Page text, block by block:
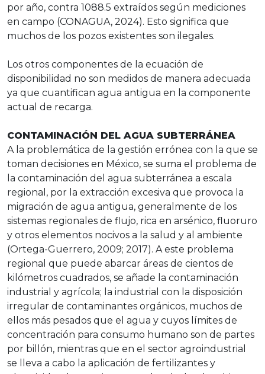
por año, contra 1088.5 extraídos según mediciones
en campo (CONAGUA, 2024). Esto significa que
muchos de los pozos existentes son ilegales.
Los otros componentes de la ecuación de
disponibilidad no son medidos de manera adecuada
ya que cuantifican agua antigua en la componente
actual de recarga.
CONTAMINACIÓN DEL AGUA SUBTERRÁNEA
A la problemática de la gestión errónea con la que se
toman decisiones en México, se suma el problema de
la contaminación del agua subterránea a escala
regional, por la extracción excesiva que provoca la
migración de agua antigua, generalmente de los
sistemas regionales de flujo, rica en arsénico, fluoruro
y otros elementos nocivos a la salud y al ambiente
(Ortega-Guerrero, 2009; 2017). A este problema
regional que puede abarcar áreas de cientos de
kilómetros cuadrados, se añade la contaminación
industrial y agrícola; la industrial con la disposición
irregular de contaminantes orgánicos, muchos de
ellos más pesados que el agua y cuyos límites de
concentración para consumo humano son de partes
por billón, mientras que en el sector agroindustrial
se lleva a cabo la aplicación de fertilizantes y